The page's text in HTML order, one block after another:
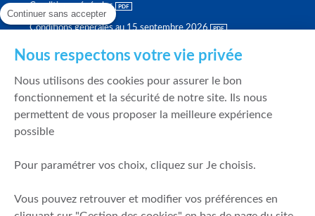
Conditions générales
Conditions générales au 15 septembre 2026
Politique de meilleure sélection
Politique de durabilité
Fonds de garantie des dépôts et de résolution
Mentions légales
Continuer sans accepter
Nous respectons votre vie privée
Nous utilisons des cookies pour assurer le bon
fonctionnement et la sécurité de notre site. Ils nous
permettent de vous proposer la meilleure expérience
possible
Pour paramétrer vos choix, cliquez sur Je choisis.
Vous pouvez retrouver et modifier vos préférences en